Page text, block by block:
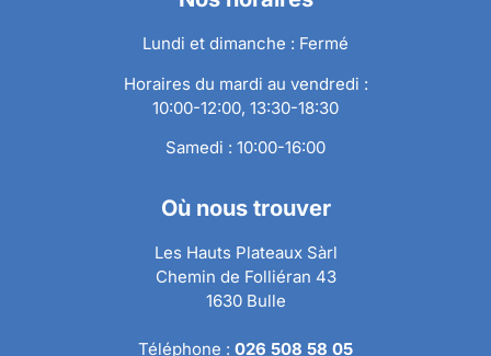
Lundi et dimanche : Fermé
Horaires du mardi au vendredi :
10:00-12:00, 13:30-18:30
Samedi : 10:00-16:00
Où nous trouver
Les Hauts Plateaux Sàrl
Chemin de Folliéran 43
1630 Bulle
Téléphone : 026 508 58 05